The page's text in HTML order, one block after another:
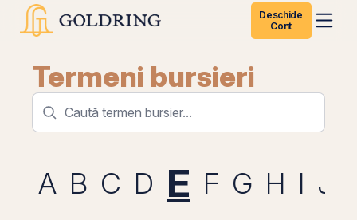
Deschide
Cont
Termeni bursieri
A B C D E F G H I J